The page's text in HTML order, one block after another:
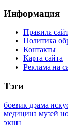
Информация
Правила
Политика
Контакты
Карта сайта
Реклама на
Тэги
боевик драма
медицина музей
экшн